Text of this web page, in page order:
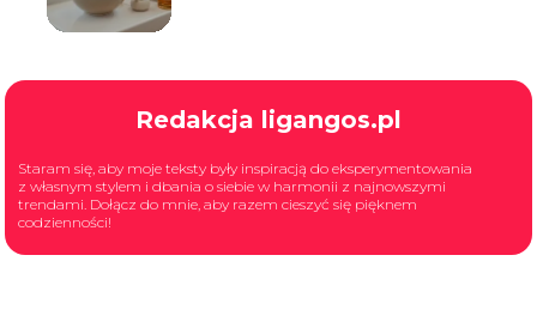
Redakcja ligangos.pl
Staram się, aby moje teksty były inspiracją do eksperymentowania
z własnym stylem i dbania o siebie w harmonii z najnowszymi
trendami. Dołącz do mnie, aby razem cieszyć się pięknem
codzienności!